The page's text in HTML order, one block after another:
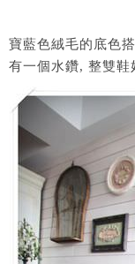
寶藍色絨毛的底色
有一個水鑽, 整雙鞋